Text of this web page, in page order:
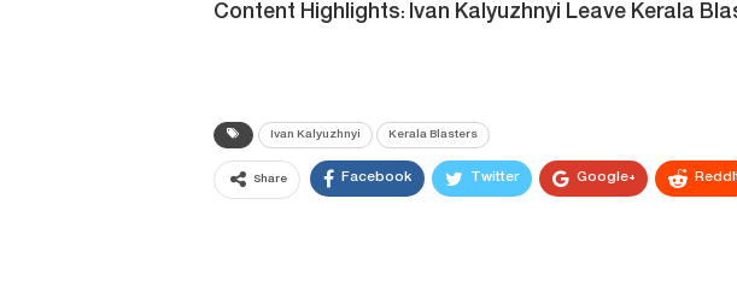
Content Highlights: Ivan Kalyuzhnyi Leave Kerala
Ivan Kalyuzhnyi Kerala Blasters
Share Facebook Twitter Google+